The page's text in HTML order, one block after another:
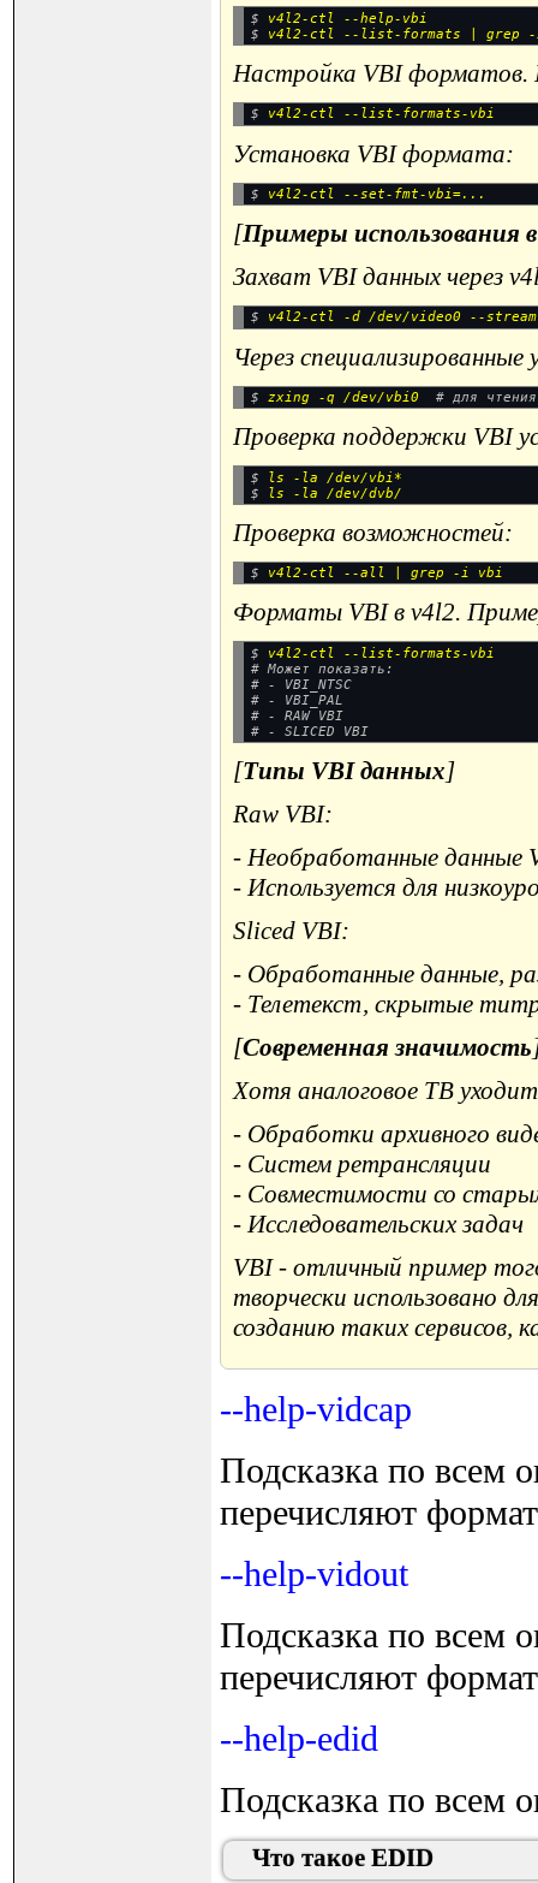
$ v4l2-ctl --help-vbi
$
Настройка VBI
$
Установка VBI формата:
$
[Примеры использования
Захват VBI данных через
$
Через
$ zxing -q /dev/vbi0
Проверка поддержки VBI
$ ls -la /dev/vbi*
$
Проверка возможностей:
$
Форматы VBI в v4l2.
$ v4l2-ctl --list-formats-vbi
# Может показать:
# - VBI_NTSC
# - VBI_PAL
# - RAW VBI
[Типы VBI данных]
Raw VBI:
- Необработанные данные
- Используется для
Sliced VBI:
- Обработанные данные,
- Телетекст, скрытые
[Современная значимость
Хотя аналоговое ТВ
- Обработки архивного
- Систем ретрансляции
- Совместимости со
- Исследовательских задач
VBI - отличный пример
творчески использовано
созданию таких
--help-vidcap
Подсказка по всем
перечисляют
--help-vidout
Подсказка по всем
перечисляют
--help-edid
Подсказка по всем
Что такое EDID